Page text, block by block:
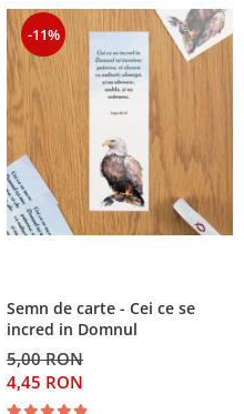
-11%
Semn de carte - Cei ce se
incred in Domnul
5,00 RON
4,45 RON